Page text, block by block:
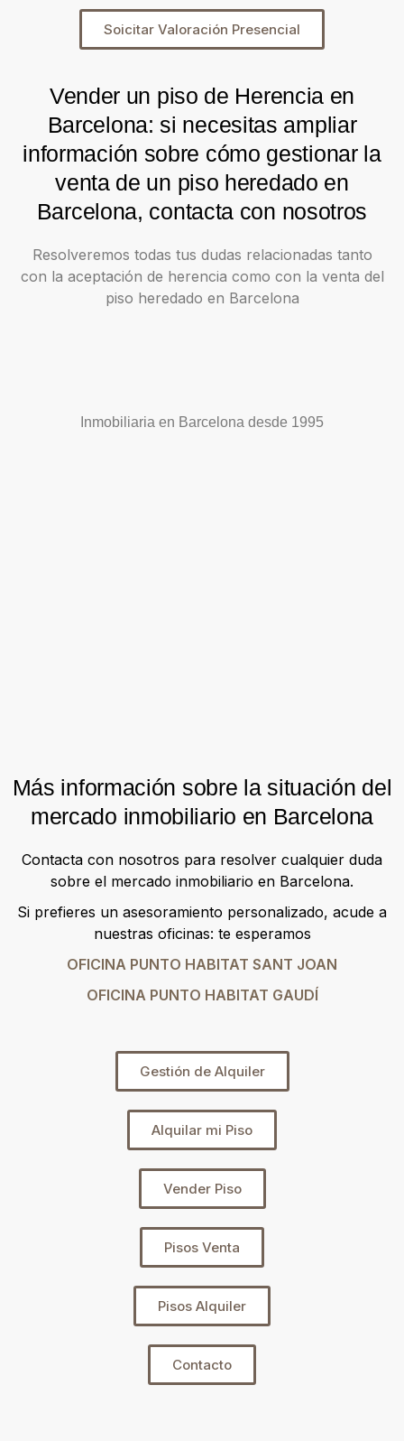
Soicitar Valoración Presencial
Vender un piso de Herencia en
Barcelona: si necesitas ampliar
información sobre cómo gestionar la
venta de un piso heredado en
Barcelona, contacta con nosotros
Resolveremos todas tus dudas relacionadas tanto
con la aceptación de herencia como con la venta del
piso heredado en Barcelona
Inmobiliaria en Barcelona desde 1995
Más información sobre la situación del
mercado inmobiliario en Barcelona
Contacta con nosotros para resolver cualquier duda
sobre el mercado inmobiliario en Barcelona.
Si prefieres un asesoramiento personalizado, acude a
nuestras oficinas: te esperamos
OFICINA PUNTO HABITAT SANT JOAN
OFICINA PUNTO HABITAT GAUDÍ
Vender Piso
Alquilar mi Piso
Gestión de Alquiler
Pisos Venta
Pisos Alquiler
Contacto